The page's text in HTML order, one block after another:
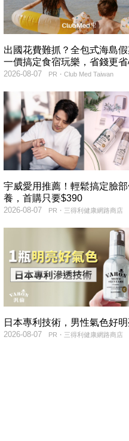
出國花費難抓？全包式海島假
一價搞定食宿玩樂，省錢更省
PR・Club Med Taiwan
2026-08-07
宇威愛用推薦！輕鬆搞定臉部
養，首購只要$390
PR・三得利健康網路商店
2026-08-07
日本專利技術，男性氣色好
PR・三得利健康網路商店
2026-08-07